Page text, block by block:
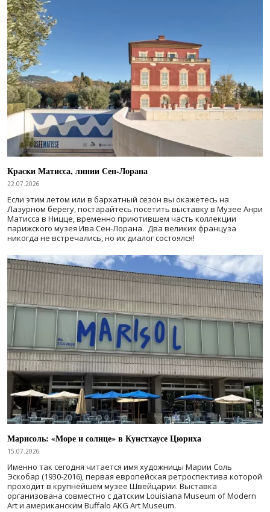
Краски Матисса, линии Сен-Лорана
22.07.2026
Если этим летом или в бархатный сезон вы окажетесь на
Лазурном берегу, постарайтесь посетить выставку в Музее Анри
Матисса в Ницце, временно приютившем часть коллекции
парижского музея Ива Сен-Лорана. Два великих француза
никогда не встречались, но их диалог состоялся!
Марисоль: «Море и солнце» в Кунстхаусе Цюриха
15.07.2026
Именно так сегодня читается имя художницы Марии Соль
Эскобар (1930-2016), первая европейская ретроспектива которой
проходит в крупнейшем музее Швейцарии. Выставка
организована совместно с датским Louisiana Museum of Modern
Art и американским Buffalo AKG Art Museum.